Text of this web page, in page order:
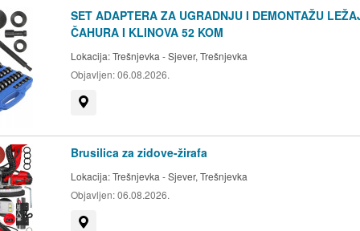
u 45 dana po primitku
vraćen uplaćeni
jamstvo traje u
bateriju.
nesrećom, tj.
se neće
SET ADAPTERA ZA UGRADNJU I DEMONTAŽU
ČAHURA I KLINOVA 52 KOM
Lokacija:Trešnjevka - Sjever, Trešnjevka
Objavljen:06.08.2026.
Brusilica za zidove-žirafa
Lokacija:Trešnjevka - Sjever, Trešnjevka
Objavljen:06.08.2026.